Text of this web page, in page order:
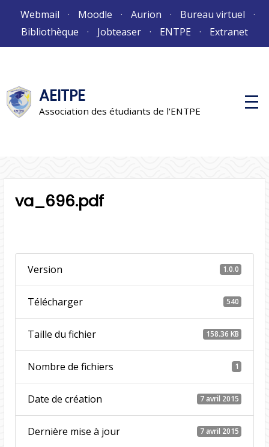
Webmail Moodle Aurion
Bureau virtuel
Bibliothèque
Jobteaser ENTPE Extranet
AEITPE
Association des étudiants de l'ENTPE
M
e
va_696.pdf
Version 1.0.0
Télécharger 540
Taille du fichier 158.36 KB
Nombre de fichiers 1
Date de création 7 avril 2015
Dernière mise à jour 7 avril 2015